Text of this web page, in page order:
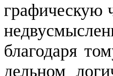
графическую
благодаря
дельном